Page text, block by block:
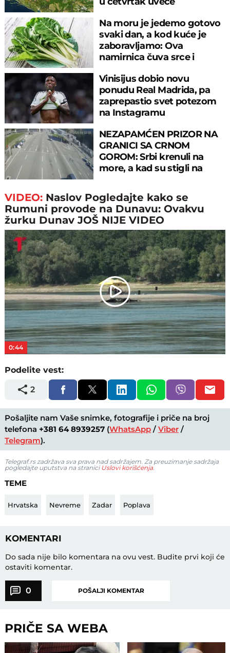
Na moru je jedemo gotovo
svaki dan, a kod kuće je
zaboravljamo: Ova
namirnica čuva srce i
Vinisijus dobio novu
ponudu Real Madrida, pa
zaprepastio svet potezom
na Instagramu
NEZAPAMĆEN PRIZOR NA
GRANICI SA CRNOM
GOROM: Srbi krenuli na
more, a kad su stigli na
VIDEO: Naslov Pogledajte kako se
Rumuni provode na Dunavu: Ovakvu
žurku Dunav JOŠ NIJE VIDEO
Play
Video
0:44
Podelite vest:
2
Pošaljite nam Vaše snimke, fotografije i priče na broj
telefona +381 64 8939257 (WhatsApp /Viber /
Telegram).
Telegraf.rs zadržava sva prava nad sadržajem. Za preuzimanje sadržaja
pogledajte uputstva na stranici Uslovi korišćenja.
TEME
Hrvatska Nevreme Zadar Poplava
KOMENTARI
Do sada nije bilo komentara na ovu vest. Budite prvi koji će
ostaviti komentar.
0 POŠALJI KOMENTAR
PRIČE SA WEBA